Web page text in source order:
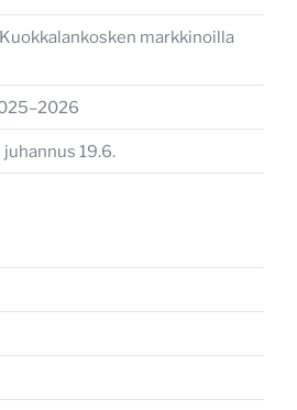
markkinoilla
19.6.